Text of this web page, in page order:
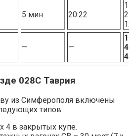
5 мин 20:22
— —
028С Таврия
из Симферополя включены
типов:
4 в закрытых купе.